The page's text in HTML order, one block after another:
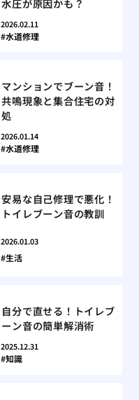
水圧が原因かも？
2026.02.11
水道修理
マンションでブーン音！
共鳴現象と集合住宅の対
処
2026.01.14
水道修理
安易な自己修理で悪化！
トイレブーン音の教訓
2026.01.03
生活
自分で直せる！トイレブ
ーン音の簡単解消術
2025.12.31
知識